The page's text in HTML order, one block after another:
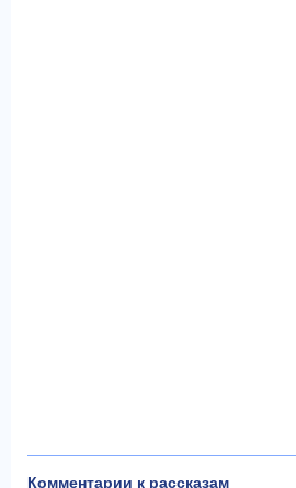
Комментарии к рассказам